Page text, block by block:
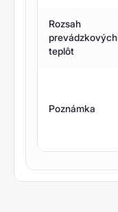
Rozsah
prevádzkových
teplôt
Poznámka